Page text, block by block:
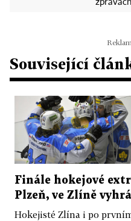
Související
Finále hokejové
Plzeň, ve Zlíně
Hokejisté Zlína i po